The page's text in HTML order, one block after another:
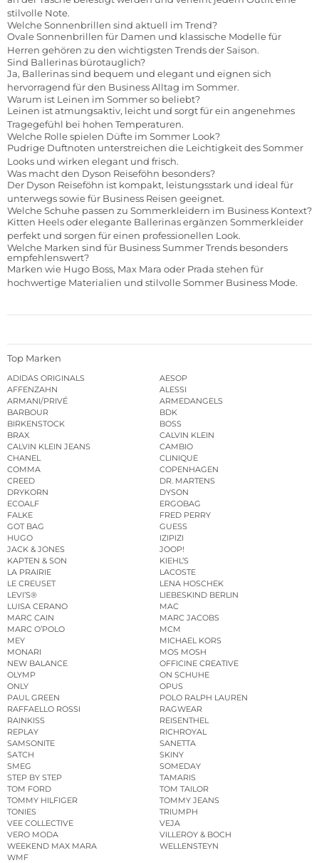
stilvolle Note.
Welche Sonnenbrillen sind aktuell im Trend?
Ovale Sonnenbrillen für Damen und klassische Modelle für
Herren gehören zu den wichtigsten Trends der Saison.
Sind Ballerinas bürotauglich?
Ja, Ballerinas sind bequem und elegant und eignen sich
hervorragend für den Business Alltag im Sommer.
Warum ist Leinen im Sommer so beliebt?
Leinen ist atmungsaktiv, leicht und sorgt für ein angenehmes
Tragegefühl bei hohen Temperaturen.
Welche Rolle spielen Düfte im Sommer Look?
Pudrige Duftnoten unterstreichen die Leichtigkeit des Sommer
Looks und wirken elegant und frisch.
Was macht den Dyson Reiseföhn besonders?
Der Dyson Reiseföhn ist kompakt, leistungsstark und ideal für
unterwegs sowie für Business Reisen geeignet.
Welche Schuhe passen zu Sommerkleidern im Business Kontext?
Kitten Heels oder elegante Ballerinas ergänzen Sommerkleider
perfekt und sorgen für einen professionellen Look.
Welche Marken sind für Business Summer Trends besonders
empfehlenswert?
Marken wie Hugo Boss, Max Mara oder Prada stehen für
hochwertige Materialien und stilvolle Sommer Business Mode.
Top Marken
ADIDAS ORIGINALS
AESOP
AFFENZAHN
ALESSI
ARMANI/PRIVÉ
ARMEDANGELS
BARBOUR
BDK
BIRKENSTOCK
BOSS
BRAX
CALVIN KLEIN
CALVIN KLEIN JEANS
CAMBIO
CHANEL
CLINIQUE
COMMA
COPENHAGEN
CREED
DR. MARTENS
DRYKORN
DYSON
ECOALF
ERGOBAG
FALKE
FRED PERRY
GOT BAG
GUESS
HUGO
IZIPIZI
JACK & JONES
JOOP!
KAPTEN & SON
KIEHL’S
LA PRAIRIE
LACOSTE
LE CREUSET
LENA HOSCHEK
LEVI’S®
LIEBESKIND BERLIN
LUISA CERANO
MAC
MARC CAIN
MARC JACOBS
MARC O’POLO
MCM
MEY
MICHAEL KORS
MONARI
MOS MOSH
NEW BALANCE
OFFICINE CREATIVE
OLYMP
ON SCHUHE
ONLY
OPUS
PAUL GREEN
POLO RALPH LAUREN
RAFFAELLO ROSSI
RAGWEAR
RAINKISS
REISENTHEL
REPLAY
RICHROYAL
SAMSONITE
SANETTA
SATCH
SKINY
SMEG
SOMEDAY
STEP BY STEP
TAMARIS
TOM FORD
TOM TAILOR
TOMMY HILFIGER
TOMMY JEANS
TONIES
TRIUMPH
VEE COLLECTIVE
VEJA
VERO MODA
VILLEROY & BOCH
WEEKEND MAX MARA
WELLENSTEYN
WMF